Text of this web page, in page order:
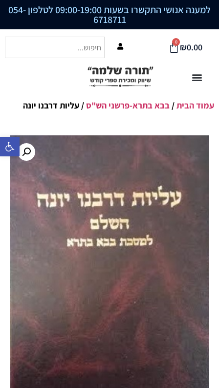
פתח סרגל
למענה אנושי התקשרו בשעות 09:00-19:00 לטלפון 054-
6718711
₪0.00
0
עמוד הבית/ בבא בתרא-פרשני הש"ס/ עליות דרבנו יונה